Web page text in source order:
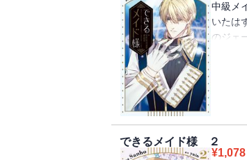
中級メ
いたは
のジェ
るマ
できるメイド様 ２
¥1,078